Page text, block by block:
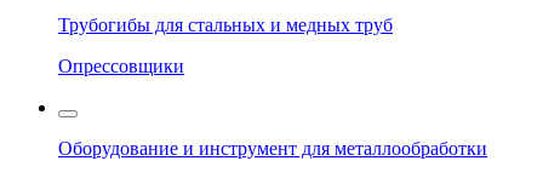
Трубогибы для стальных и медных труб
Опрессовщики
Оборудование и инструмент для металлообработки